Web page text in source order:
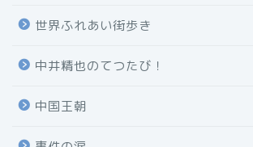
世界ふれあい街歩き
中井精也のてつたび！
中国王朝